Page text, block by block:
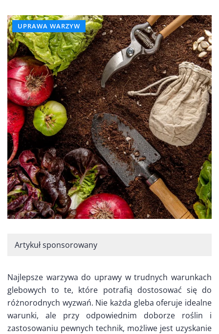
UPRAWA WARZYW
Artykuł sponsorowany
Najlepsze warzywa do uprawy w trudnych warunkach
glebowych to te, które potrafią dostosować się do
różnorodnych wyzwań. Nie każda gleba oferuje idealne
warunki, ale przy odpowiednim doborze roślin i
zastosowaniu pewnych technik, możliwe jest uzyskanie